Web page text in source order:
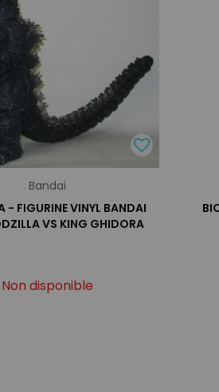
Bandai
- FIGURINE VINYL BANDAI
VS KING GHIDORA
Non disponible